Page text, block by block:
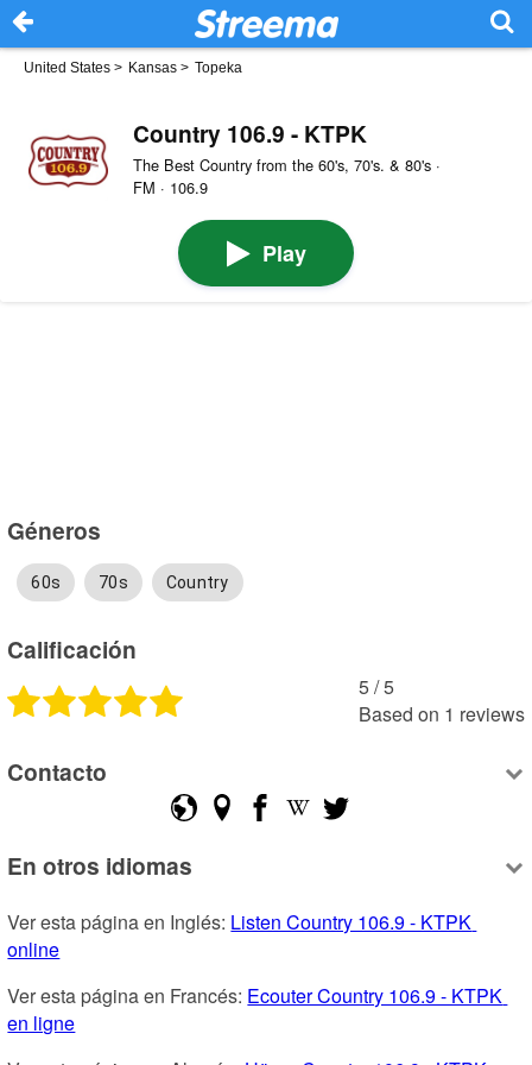
United States > Kansas > Topeka
Country 106.9 - KTPK
The Best Country from the 60's, 70's. & 80's ·
FM · 106.9
Play
Géneros
60s 70s Country
Calificación
5 /5
Based on 1 reviews
Contacto
En otros idiomas
Ver esta página en Inglés: Listen Country 106.9 - KTPK
online
Ver esta página en Francés: Ecouter Country 106.9 - KTPK
en ligne